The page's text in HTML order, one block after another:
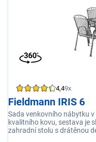
4,49x
Fieldmann IRIS 6
Sada venkovního nábytku
kvalitního kovu, sestava je
zahradní stolu s drátěnou